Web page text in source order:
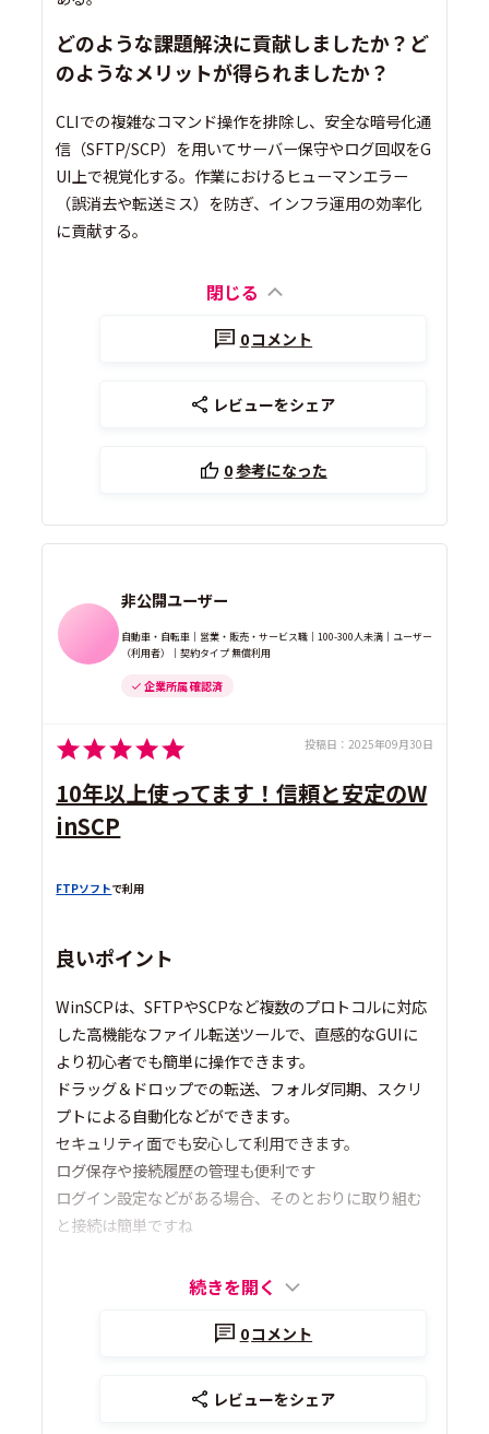
どのような課題解決に貢献しましたか？ど
のようなメリットが得られましたか？
CLIでの複雑なコマンド操作を排除し、安全な暗号化通
信（SFTP/SCP）を用いてサーバー保守やログ回収をG
UI上で視覚化する。作業におけるヒューマンエラー
（誤消去や転送ミス）を防ぎ、インフラ運用の効率化
に貢献する。
閉じる
0コメント
レビューをシェア
0参考になった
非公開ユーザー
自動車・自転車｜営業・販売・サービス職｜100-300人未満｜ユーザー
（利用者）｜契約タイプ 無償利用
企業所属 確認済
投稿日： 2025年09月30日
10年以上使ってます！信頼と安定のW
inSCP
FTPソフトで利用
良いポイント
WinSCPは、SFTPやSCPなど複数のプロトコルに対応
した高機能なファイル転送ツールで、直感的なGUIに
より初心者でも簡単に操作できます。
ドラッグ＆ドロップでの転送、フォルダ同期、スクリ
プトによる自動化などができます。
セキュリティ面でも安心して利用できます。
ログ保存や接続履歴の管理も便利です
ログイン設定などがある場合、そのとおりに取り組む
と接続は簡単ですね
続きを開く
0コメント
レビューをシェア